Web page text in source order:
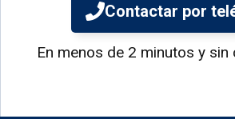
Contactar por
En menos de 2 minutos y